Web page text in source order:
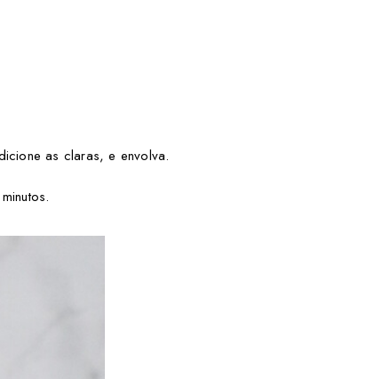
as claras, e envolva.